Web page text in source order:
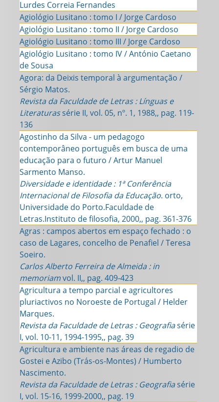
Lurdes Correia Fernandes
Agiológio Lusitano : tomo I / Jorge Cardoso
Agiológio Lusitano : tomo II / Jorge Cardoso
Agiológio Lusitano : tomo III / Jorge Cardoso
Agiológio Lusitano : tomo IV / António Caetano
de Sousa
Agora: da Deixis temporal à argumentação /
Sérgio Matos.
Revista da Faculdade de Letras : Línguas e
Literaturassérie II, vol. 05, nº. 1, 1988,, pag. 119-
136
Agostinho da Silva - um pedagogo
contemporâneo português em busca de uma
educação para o futuro / Artur Manuel
Sarmento Manso.
Diversidade e identidade : 1ª Conferência
Internacional de Filosofia da Educação. orto,
Universidade do Porto.Faculdade de
Letras.Instituto de filosofia, 2000,, pag. 361-376
Agras : campos abertos em espaço fechado : o
caso de Lagares, concelho de Penafiel / Teresa
Soeiro.
Carlos Alberto Ferreira de Almeida : in
memoriamvol. II,, pag. 409-423
Agricultura a tempo parcial e agricultores
pluriactivos no Noroeste de Portugal / Helder
Marques.
Revista da Faculdade de Letras : Geografiasérie
I, vol. 10-11, 1994-1995,, pag. 39
Agricultura e ambiente nas áreas de regadio de
Gostei e Azibo (Trás-os-Montes) / Humberto
Nascimento.
Revista da Faculdade de Letras : Geografiasérie
I, vol. 15-16, 1999-2000,, pag. 19